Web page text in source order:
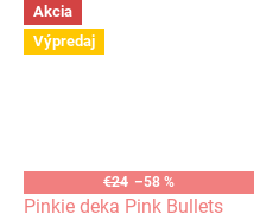
Akcia
Výpredaj
€24 –58 %
Pinkie deka Pink Bullets